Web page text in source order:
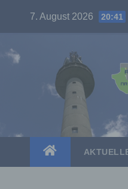
7. August 2026 20:41